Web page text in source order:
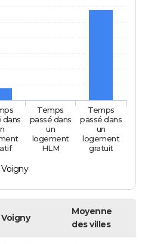
Voigny
dans
Temps
passé dans
un
logement
HLM
Temps
passé dans
un
logement
gratuit
Voigny
Moyenne
des villes